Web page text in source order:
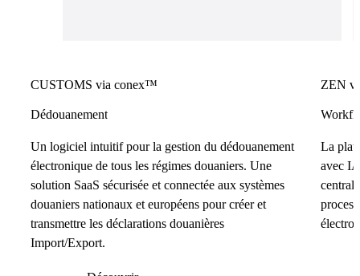
CUSTOMS via conex™
Dédouanement
Un logiciel intuitif pour la gestion du dédouanement
électronique de tous les régimes douaniers. Une
solution SaaS sécurisée et connectée aux systèmes
douaniers nationaux et européens pour créer et
transmettre les déclarations douanières
Import/Export.
ZEN
La
avec